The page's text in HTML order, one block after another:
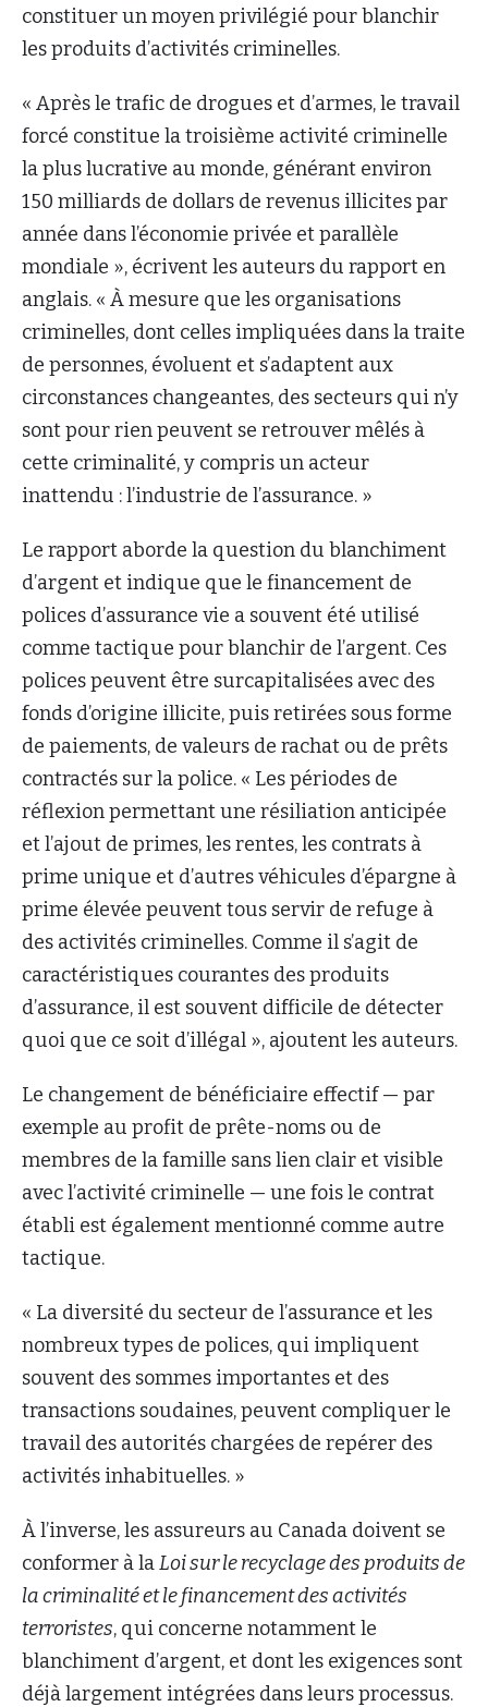
constituer un moyen privilégié pour blanchir
les produits d’activités criminelles.
« Après le trafic de drogues et d’armes, le travail
forcé constitue la troisième activité criminelle
la plus lucrative au monde, générant environ
150 milliards de dollars de revenus illicites par
année dans l’économie privée et parallèle
mondiale », écrivent les auteurs du rapport en
anglais. « À mesure que les organisations
criminelles, dont celles impliquées dans la traite
de personnes, évoluent et s’adaptent aux
circonstances changeantes, des secteurs qui n’y
sont pour rien peuvent se retrouver mêlés à
cette criminalité, y compris un acteur
inattendu : l’industrie de l’assurance. »
Le rapport aborde la question du blanchiment
d’argent et indique que le financement de
polices d’assurance vie a souvent été utilisé
comme tactique pour blanchir de l’argent. Ces
polices peuvent être surcapitalisées avec des
fonds d’origine illicite, puis retirées sous forme
de paiements, de valeurs de rachat ou de prêts
contractés sur la police. « Les périodes de
réflexion permettant une résiliation anticipée
et l’ajout de primes, les rentes, les contrats à
prime unique et d’autres véhicules d’épargne à
prime élevée peuvent tous servir de refuge à
des activités criminelles. Comme il s’agit de
caractéristiques courantes des produits
d’assurance, il est souvent difficile de détecter
quoi que ce soit d’illégal », ajoutent les auteurs.
Le changement de bénéficiaire effectif — par
exemple au profit de prête-noms ou de
membres de la famille sans lien clair et visible
avec l’activité criminelle — une fois le contrat
établi est également mentionné comme autre
tactique.
« La diversité du secteur de l’assurance et les
nombreux types de polices, qui impliquent
souvent des sommes importantes et des
transactions soudaines, peuvent compliquer le
travail des autorités chargées de repérer des
activités inhabituelles. »
À l’inverse, les assureurs au Canada doivent se
conformer à laLoi sur le recyclage des produits de
la criminalité et le financement des activités
terroristes, qui concerne notamment le
blanchiment d’argent, et dont les exigences sont
déjà largement intégrées dans leurs processus.